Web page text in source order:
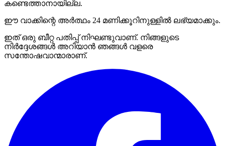
കണ്ടെത്താനായില്ല.
ഈ വാക്കിന്റെ അർത്ഥം 24 മണിക്കൂറിനുള്ളിൽ ലഭ്യമാക്കും.
ഇത് ഒരു ബീറ്റ പതിപ്പ് നിഘണ്ടുവാണ്. നിങ്ങളുടെ
നിർദ്ദേശങ്ങൾ അറിയാൻ ഞങ്ങൾ വളരെ
സന്തോഷവാന്മാരാണ്.